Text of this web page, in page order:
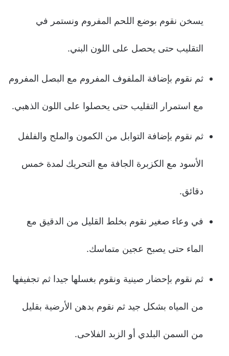
يسخن نقوم بوضع اللحم المفروم ونستمر في
التقليب حتى يحصل على اللون البني.
ثم نقوم بإضافة الملفوف المفروم مع البصل المفروم
مع استمرار التقليب حتى يحصلوا على اللون الذهبي.
ثم نقوم بإضافة التوابل من الكمون والملح والفلفل
الأسود مع الكزبرة الجافة مع التحريك لمدة خمس
دقائق.
في وعاء صغير نقوم بخلط القليل من الدقيق مع
الماء حتى يصبح عجين متماسك.
ثم نقوم بإحضار صينية ونقوم بغسلها جيدا ثم تجفيفها
من المياه بشكل جيد ثم نقوم بدهن الأرضية بقليل
من السمن البلدي أو الزبد الفلاحى.